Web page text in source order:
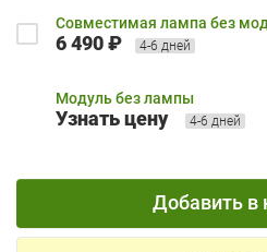
Совместимая лампа без
6 490 ₽ 4-6 дней
Модуль без лампы
Узнать цену 4-6 дней
Добавить в